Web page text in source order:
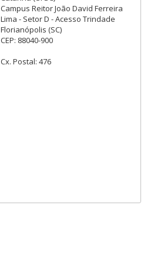
Campus Reitor João David Ferreira
Lima - Setor D - Acesso Trindade
Florianópolis (SC)
CEP: 88040-900
Cx. Postal: 476